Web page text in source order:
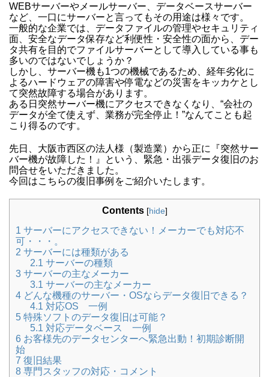
WEBサーバーやメールサーバー、データベースサーバー
など、一口にサーバーと言ってもその用途は様々です。
一般的な企業では、データファイルの管理やセキュリティ
面、安全なデータ保存など利便性・安全性の面から、デー
タ共有を目的でファイルサーバーとして導入している事も
多いのではないでしょうか？
しかし、サーバー機も1つの機械であるため、経年劣化に
よるハードウェアの障害や停電などの災害をキッカケとし
て突然故障する場合があります。
ある日突然サーバー機にアクセスできなくなり、“会社の
データが全て使えず、業務が完全停止！”なんてことも起
こり得るのです。
先日、大阪市西区の法人様（製造業）から正に『突然サー
バー機が故障した！』という、緊急・出張データ復旧のお
問合せをいただきました。
今回はこちらの復旧事例をご紹介いたします。
Contents [hide]
1 サーバーにアクセスできない！メーカーでも対応不
可・・・。
2 サーバーには種類がある
2.1 サーバーの種類
3 サーバーの主なメーカー
3.1 サーバーの主なメーカー
4 どんな機種のサーバー・OSならデータ復旧できる？
4.1 対応OS 一例
5 特殊ソフトのデータ復旧は可能？
5.1 対応データベース 一例
6 お客様先のデータセンターへ緊急出動！初期診断開
始
7 復旧結果
8 専門スタッフの対応・コメント